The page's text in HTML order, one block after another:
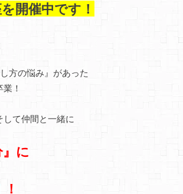
開催中です！
方の悩み』があった
！
て仲間と一緒に
』に